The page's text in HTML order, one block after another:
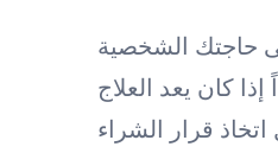
حاجتك الشخصية
كان يعد العلاج